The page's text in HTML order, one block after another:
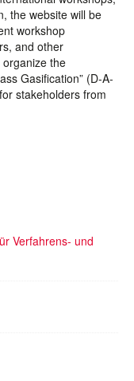
the website will be
workshop
and other
the
Gasification” (D-A-
stakeholders from
Verfahrens- und